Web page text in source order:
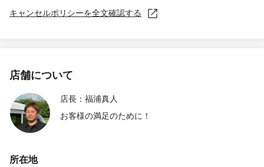
キャンセルポリシーを全文確認する
店舗について
店長：福浦真人
お客様の満足のために！
所在地